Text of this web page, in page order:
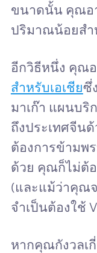
ขนาดนั้น คุณอ
ปริมาณน้อยสำ
อีกวิธีหนึ่ง คุณ
สำหรับเอเชียซึ่
มาเก๊า แผนบริ
ถึงประเทศจีน
ต้องการข้ามพ
ด้วย คุณก็ไม่ต้อ
(และแม้ว่าคุณ
จำเป็นต้องใช้
หากคุณกังวลเ